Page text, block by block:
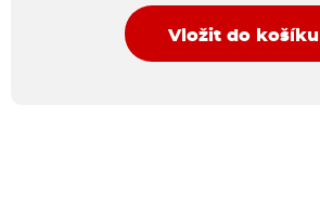
Vložit do košíku